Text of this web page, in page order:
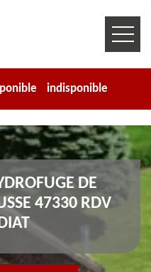
indisponible
DE
47330 RDV